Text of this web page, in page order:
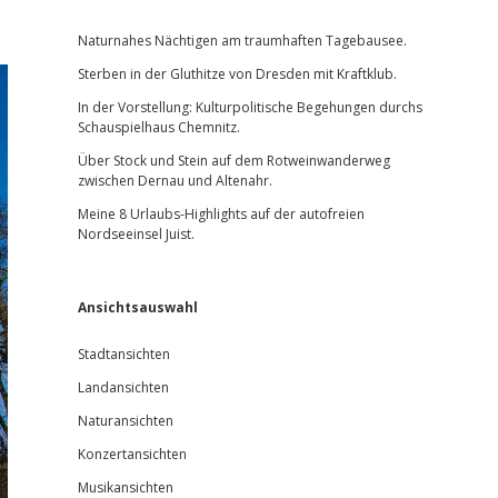
Naturnahes Nächtigen am traumhaften Tagebausee.
Sterben in der Gluthitze von Dresden mit Kraftklub.
In der Vorstellung: Kulturpolitische Begehungen durchs
Schauspielhaus Chemnitz.
Über Stock und Stein auf dem Rotweinwanderweg
zwischen Dernau und Altenahr.
Meine 8 Urlaubs-Highlights auf der autofreien
Nordseeinsel Juist.
Ansichtsauswahl
Stadtansichten
Landansichten
Naturansichten
Konzertansichten
Musikansichten